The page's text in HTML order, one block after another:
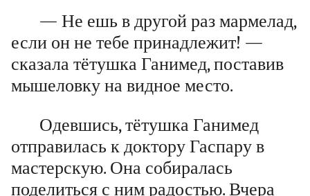
— Не ешь в другой раз мармелад,
если он не тебе принадлежит! —
сказала тётушка Ганимед, поставив
мышеловку на видное место.
Одевшись, тётушка Ганимед
отправилась к доктору Гаспару в
мастерскую. Она собиралась
поделиться с ним радостью. Вчера